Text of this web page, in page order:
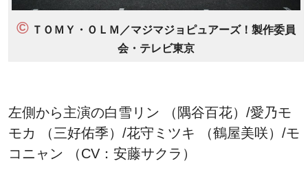
©ＴＯＭＹ・ＯＬＭ／マジマジョピュアーズ！製作委員
会・テレビ東京
左側から主演の白雪リン （隅谷百花）/愛乃モ
モカ （三好佑季）/花守ミツキ （鶴屋美咲）/モ
コニャン （CV：安藤サクラ）